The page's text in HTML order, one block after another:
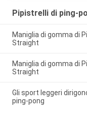
Pipistrelli di ping-
Maniglia di gomma di
Straight
Maniglia di gomma di
Straight
Gli sport leggeri
ping-pong